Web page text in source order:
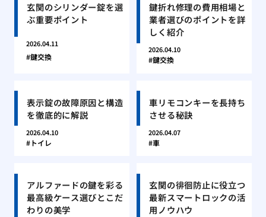
玄関のシリンダー錠を選
ぶ重要ポイント
2026.04.11
鍵交換
鍵折れ修理の費用相場と
業者選びのポイントを詳
しく紹介
2026.04.10
鍵交換
表示錠の故障原因と構造
を徹底的に解説
2026.04.10
トイレ
車リモコンキーを長持ち
させる秘訣
2026.04.07
車
アルファードの鍵を彩る
最高級ケース選びとこだ
わりの美学
玄関の徘徊防止に役立つ
最新スマートロックの活
用ノウハウ